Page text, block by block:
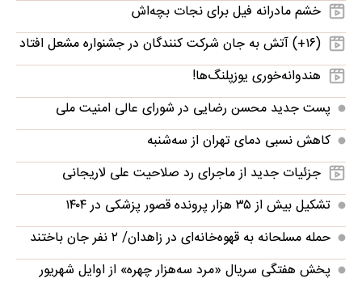
خشم مادرانه فیل برای نجات بچه‌اش
(۱۶+) آتش به جان شرکت کنندگان در جشنواره مشعل افتاد
هندوانه‌خوری یوزپلنگ‌ها!
پست جدید محسن رضایی در شورای عالی امنیت ملی
کاهش نسبی دمای تهران از سه‌شنبه
جزئیات جدید از ماجرای رد صلاحیت علی لاریجانی
تشکیل بیش از ۳۵ هزار پرونده‌ قصور پزشکی در ۱۴۰۴
حمله مسلحانه به قهوه‌خانه‌ای در زاهدان/ ۲ نفر جان باختند
پخش هفتگی سریال «مرد سه‌هزار چهره» از اوایل شهریور